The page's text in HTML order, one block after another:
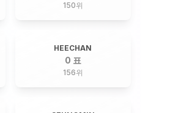
150위
HEECHAN
0 표
156위